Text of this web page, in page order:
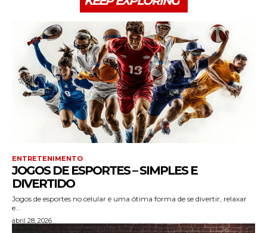
ENTRETENIMENTO
JOGOS DE ESPORTES – SIMPLES E
DIVERTIDO
Jogos de esportes no celular é uma ótima forma de se divertir, relaxar
e...
abril 28, 2026